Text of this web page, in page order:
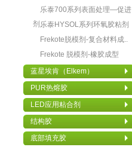
乐泰700系列表面处理—促进
剂、..乐泰HYSOL系列环氧胶粘剂
Frekote脱模剂-复合材料成..
Frekote 脱模剂-橡胶成型
蓝星埃肯（Elkem）
PUR热熔胶
LED应用粘合剂
结构胶
底部填充胶